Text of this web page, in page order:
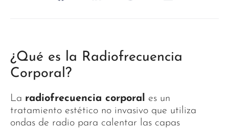
¿Qué es la Radiofrecuencia
Corporal?
La radiofrecuencia corporal
es un
tratamiento estético no invasivo que utiliza
ondas de radio para calentar las capas